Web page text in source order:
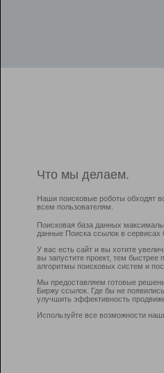
Что мы делаем.
Наши поисковые роботы обходят
всем пользователям.
Поисковая база данных
данные Поиска ссылок в
У вас есть сайт и вы хотите
вы запустите проект, тем быстрее
алгоритмы поисковых систем и
Мы предоставляем готовые
Биржу ссылок. Где бы не
улучшить эффективность
Используйте все возможности